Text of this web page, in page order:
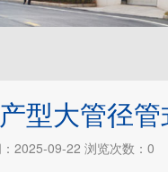
型大管径管
2025-09-22 浏览次数：0